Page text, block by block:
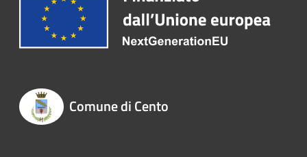
Comune di Cento